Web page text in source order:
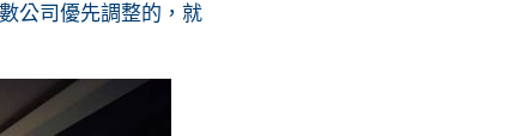
公司優先調整的，就